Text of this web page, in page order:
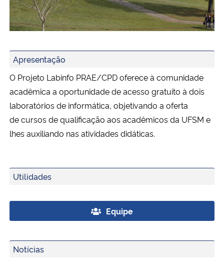
Ministério da Cidadania
Ministério de Minas e Energia
Ministério da Ciência, Tecnologia, Inovações e Comunicações
Ministério do Desenvolvimento Regional
Ministério da Mulher, da Família e dos Direitos Humanos
Secretaria-Geral
Apresentação
O Projeto Labinfo PRAE/CPD oferece à comunidade
acadêmica a oportunidade de acesso gratuito à dois
laboratórios de informática, objetivando a oferta
de cursos de qualificação aos acadêmicos da UFSM e
lhes auxiliando nas atividades didáticas.
Utilidades
Equipe
Notícias